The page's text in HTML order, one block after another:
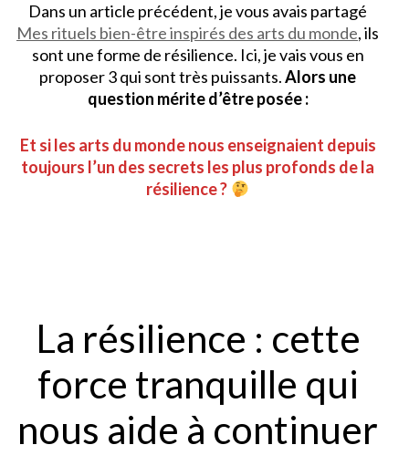
Dans un article précédent, je vous avais partagé
Mes rituels bien-être inspirés des arts du monde, ils
sont une forme de résilience. Ici, je vais vous en
proposer 3 qui sont très puissants.Alors une
question mérite d’être posée :
Et si les arts du monde nous enseignaient depuis
toujours l’un des secrets les plus profonds de la
résilience ?
La résilience : cette
force tranquille qui
nous aide à continuer